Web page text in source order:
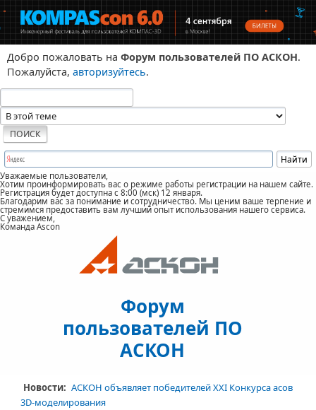
Добро пожаловать на Форум пользователей ПО АСКОН.
Пожалуйста, авторизуйтесь.
Уважаемые пользователи,
Хотим проинформировать вас о режиме работы регистрации на нашем сайте.
Регистрация будет доступна с 8:00 (мск) 12 января.
Благодарим вас за понимание и сотрудничество. Мы ценим ваше терпение и
стремимся предоставить вам лучший опыт использования нашего сервиса.
С уважением,
Команда Ascon
Форум
пользователей ПО
АСКОН
Новости: АСКОН объявляет победителей XXI Конкурса асов
3D-моделирования